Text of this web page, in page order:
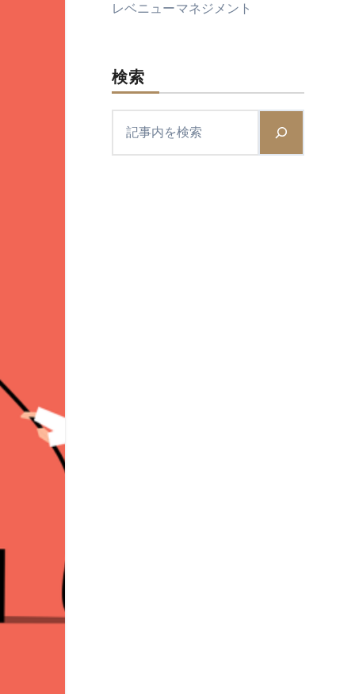
レベニューマネジメント
検索